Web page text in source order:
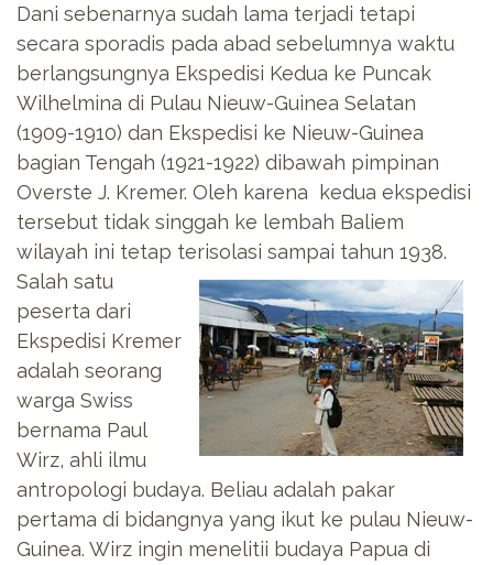
Dani sebenarnya sudah lama terjadi tetapi
secara sporadis pada abad sebelumnya waktu
berlangsungnya Ekspedisi Kedua ke Puncak
Wilhelmina di Pulau Nieuw-Guinea Selatan
(1909-1910) dan Ekspedisi ke Nieuw-Guinea
bagian Tengah (1921-1922) dibawah pimpinan
Overste J. Kremer. Oleh karena kedua ekspedisi
tersebut tidak singgah ke lembah Baliem
wilayah ini tetap terisolasi sampai tahun 1938.
Salah satu
peserta dari
Ekspedisi Kremer
adalah seorang
warga Swiss
bernama Paul
Wirz, ahli ilmu
antropologi budaya. Beliau adalah pakar
pertama di bidangnya yang ikut ke pulau Nieuw-
Guinea. Wirz ingin menelitii budaya Papua di